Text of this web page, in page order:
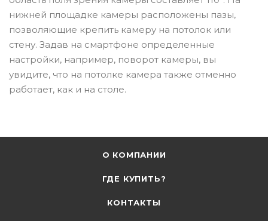
нижней площадке камеры расположены пазы,
позволяющие крепить камеру на потолок или
стену. Задав на смартфоне определенные
настройки, например, поворот камеры, вы
увидите, что на потолке камера также отменно
работает, как и на столе.
О КОМПАНИИ
ГДЕ КУПИТЬ?
КОНТАКТЫ